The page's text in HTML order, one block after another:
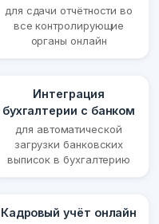
для сдачи отчётности во
все контролирующие
органы онлайн
Интеграция
бухгалтерии с банком
для автоматической
загрузки банковских
выписок в бухгалтерию
Кадровый учёт онлайн